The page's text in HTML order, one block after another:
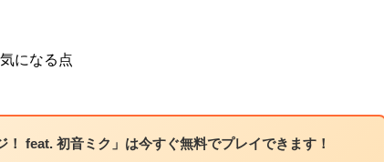
になる点
！ feat. 初音ミク」は今すぐ無料でプレイできます！